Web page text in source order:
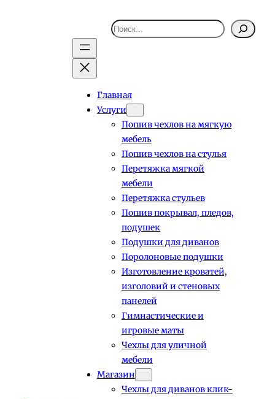
Поиск
Главная
Услуги
Пошив чехлов на мягкую
мебель
Пошив чехлов на стулья
Перетяжка мягкой
мебели
Перетяжка стульев
Пошив покрывал, пледов,
подушек
Подушки для диванов
Поролоновые подушки
Изготовление кроватей,
изголовий и стеновых
панелей
Гимнастические и
игровые маты
Чехлы для уличной
мебели
Магазин
Чехлы для диванов клик-